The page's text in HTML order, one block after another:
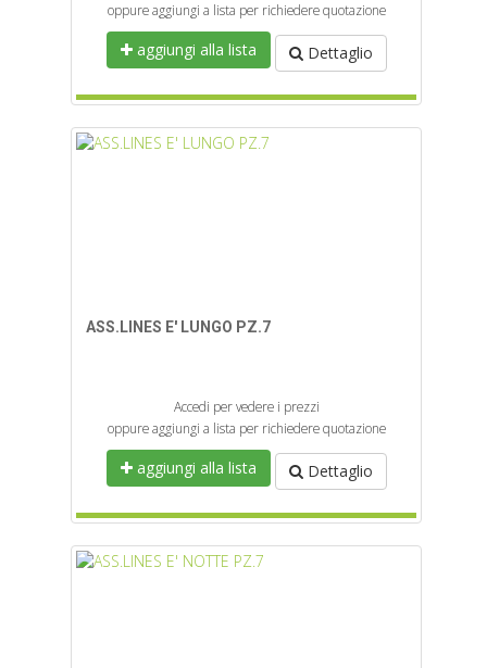
oppure aggiungi a lista per richiedere quotazione
aggiungi alla lista Dettaglio
ASS.LINES E' LUNGO PZ.7
Accedi per vedere i prezzi
oppure aggiungi a lista per richiedere quotazione
aggiungi alla lista Dettaglio